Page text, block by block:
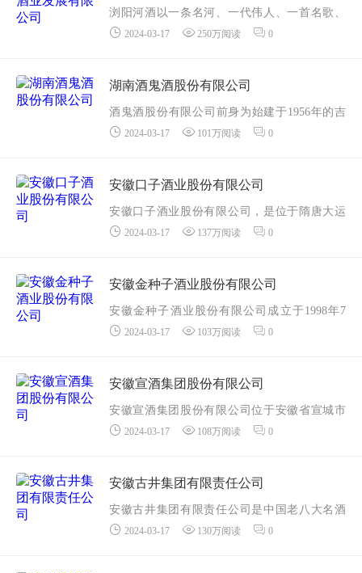
浏阳河酒以一条名河、一代伟人、一首名歌、
一瓶美酒为大众所熟悉，是名副其实的红色品
是全国性著名白酒品牌。 20 世纪初，浏阳“...
2024-03-17 250万阅读 0
湖南酒鬼酒股份有限公司
酒鬼酒股份有限公司前身为始建于1956年的吉
首酒厂，1997年在深圳证券交易所上市，2016
的工业企业，湖南省农业产业化龙头企业，湖
南省唯一...
2024-03-17 101万阅读 0
安徽口子酒业股份有限公司
安徽口子酒业股份有限公司，是位于隋唐大运
河文化带和黄淮河名酒带的国家酿酒重点骨干
为全国第17家、安徽第4家白酒上市企业。多年
来，心...
2024-03-17 137万阅读 0
安徽金种子酒业股份有限公司
安徽金种子酒业股份有限公司成立于1998年7
月，是安徽金种子集团有限公司的控股子公
市，其前身是始建于1949年7月的国营阜阳县酒
厂，是新...
2024-03-17 103万阅读 0
安徽宣酒集团股份有限公司
安徽宣酒集团股份有限公司位于安徽省宣城市
境内，南倚“江南诗山”——敬亭山，东邻丰饶秀
改制为股份制企业。宣酒...
2024-03-17 108万阅读 0
安徽古井集团有限责任公司
安徽古井集团有限责任公司是中国老八大名酒
企业，中国制造业500强企业，是以中国第一家
2024-03-17 130万阅读 0